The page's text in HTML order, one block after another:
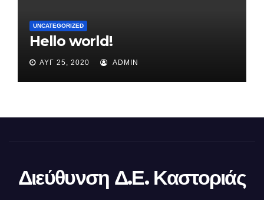
UNCATEGORIZED
Hello world!
ΑΥΓ 25, 2020 ADMIN
Διεύθυνση Δ.Ε. Καστοριάς